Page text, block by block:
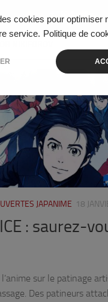
cookies pour optimiser
service. Politique de
JAPANIME 18
: saurez-
l’anime sur le patinage
Des patineurs